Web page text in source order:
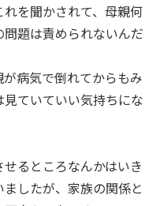
を聞かされて、母親何
題は責められないんだ
病気で倒れてからもみ
ていていい気持ちにな
るところなんかはいき
したが、家族の関係と